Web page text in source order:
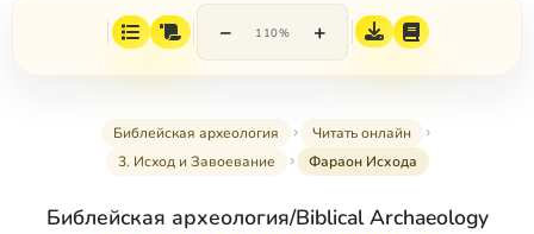
− 110% +
Библейская археология
Читать онлайн
3. Исход и Завоевание
Фараон Исхода
Библейская археология/Biblical Archaeology